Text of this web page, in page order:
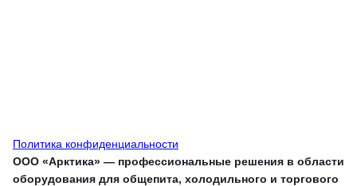
Политика конфиденциальности
ООО «Арктика» — профессиональные решения в области
оборудования для общепита, холодильного и торгового